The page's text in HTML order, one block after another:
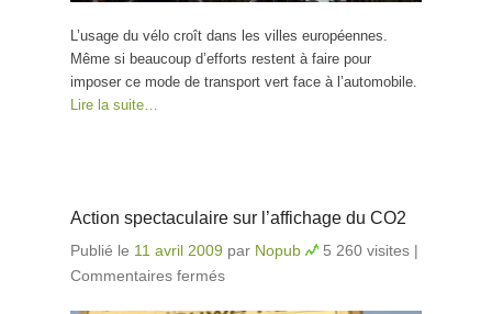
L’usage du vélo croît dans les villes européennes.
Même si beaucoup d’efforts restent à faire pour
imposer ce mode de transport vert face à l’automobile.
Lire la suite…
Action spectaculaire sur l’affichage du CO2
Publié le 11 avril 2009 par Nopub 5 260 visites |
Commentaires fermés